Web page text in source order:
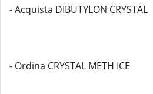
- Acquista DIBUTYLON CRYSTAL
- Ordina CRYSTAL METH ICE